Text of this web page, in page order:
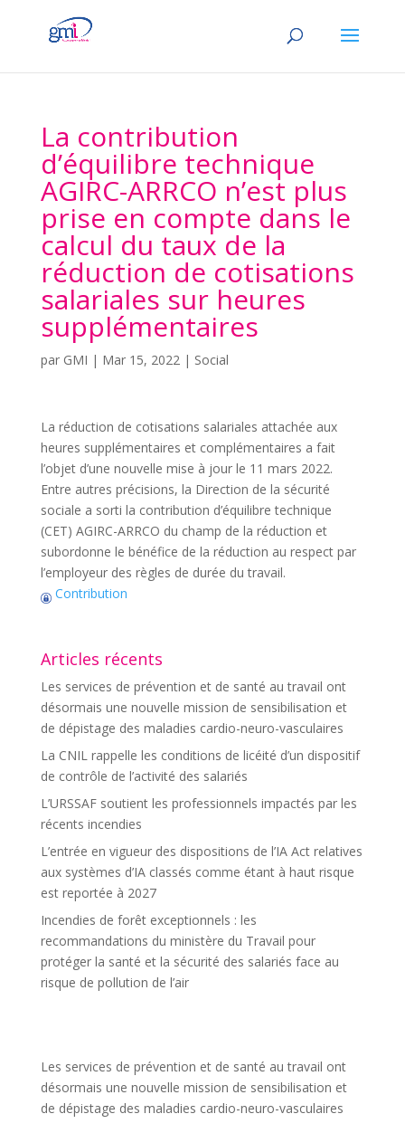
La contribution
d’équilibre technique
AGIRC-ARRCO n’est plus
prise en compte dans le
calcul du taux de la
réduction de cotisations
salariales sur heures
supplémentaires
par GMI | Mar 15, 2022| Social
La réduction de cotisations salariales attachée aux
heures supplémentaires et complémentaires a fait
l’objet d’une nouvelle mise à jour le 11 mars 2022.
Entre autres précisions, la Direction de la sécurité
sociale a sorti la contribution d’équilibre technique
(CET) AGIRC-ARRCO du champ de la réduction et
subordonne le bénéfice de la réduction au respect par
l’employeur des règles de durée du travail.
Contribution
Articles récents
Les services de prévention et de santé au travail ont
désormais une nouvelle mission de sensibilisation et
de dépistage des maladies cardio-neuro-vasculaires
La CNIL rappelle les conditions de licéité d’un dispositif
de contrôle de l’activité des salariés
L’URSSAF soutient les professionnels impactés par les
récents incendies
L’entrée en vigueur des dispositions de l’IA Act relatives
aux systèmes d’IA classés comme étant à haut risque
est reportée à 2027
Incendies de forêt exceptionnels : les
recommandations du ministère du Travail pour
protéger la santé et la sécurité des salariés face au
risque de pollution de l’air
Les services de prévention et de santé au travail ont
désormais une nouvelle mission de sensibilisation et
de dépistage des maladies cardio-neuro-vasculaires